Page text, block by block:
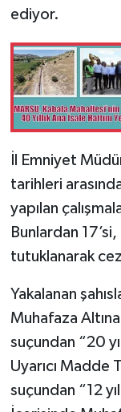
ediyor.
İl Emniyet
tarihleri
yapılan
Bunlardan
tutuklanarak
Yakalanan
Muhafaza Altına
suçundan “20
Uyarıcı Madde
suçundan “12